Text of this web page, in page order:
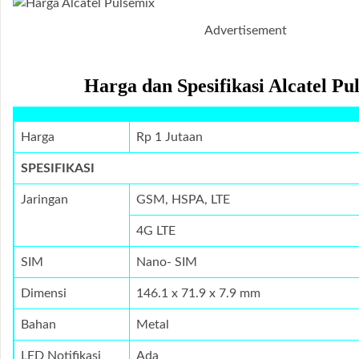
Advertisement
Harga dan Spesifikasi Alcatel
Harga Rp 1 Jutaan
SPESIFIKASI
Jaringan GSM, HSPA, LTE
4G LTE
SIM Nano- SIM
Dimensi 146.1 x 71.9 x 7.9 mm
Bahan Metal
LED Notifikasi Ada